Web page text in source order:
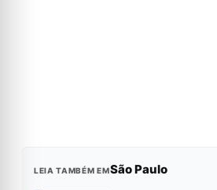
LEIA TAMBÉM EMSão Paulo